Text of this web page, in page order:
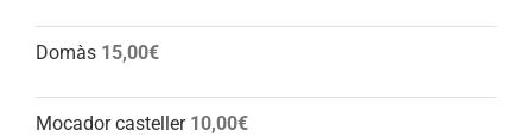
Domàs 15,00€
Mocador casteller 10,00€